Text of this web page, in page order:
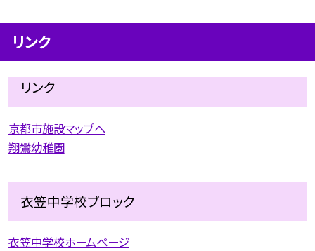
リンク
リンク
京都市施設マップへ
翔鸞幼稚園
衣笠中学校ブロック
衣笠中学校ホームページ